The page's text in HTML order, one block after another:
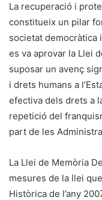
La recuperació i
constitueix un pilar
societat democràtica
es va aprovar la Llei
suposar un avenç
i drets humans a
efectiva dels drets a
repetició del
part de les
La Llei de Memòria
mesures de la llei
Històrica de l’any